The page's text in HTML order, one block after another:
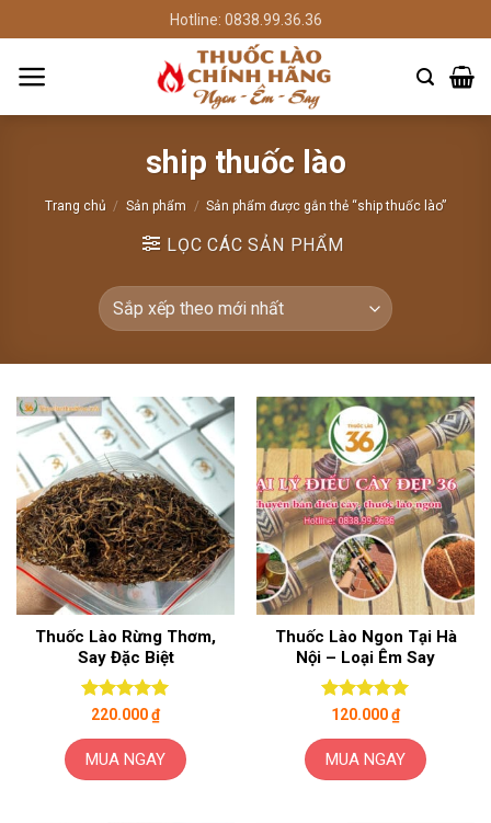
đến
nội
Hotline: 0838.99.36.36
ship thuốc lào
Trang chủ / Sản phẩm / Sản phẩm được gắn thẻ “ship thuốc lào”
LỌC CÁC SẢN PHẨM
Thuốc Lào Rừng Thơm,
Say Đặc Biệt
Được xếp
5 sao
220.000₫
MUA NGAY
Thuốc Lào Ngon Tại Hà
Nội – Loại Êm Say
Được xếp
5 sao
120.000₫
MUA NGAY